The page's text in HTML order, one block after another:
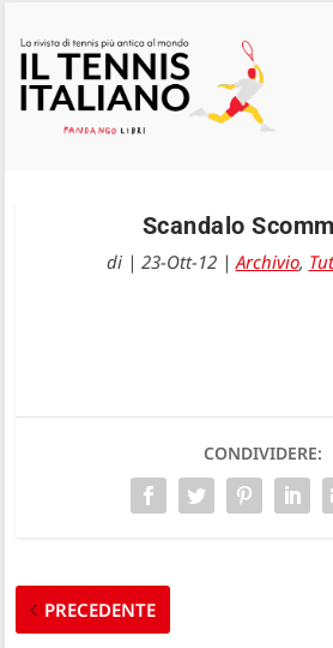
Scandalo
di | 23-Ott-12|Archivio,
CONDIVIDERE:
PRECEDENTE